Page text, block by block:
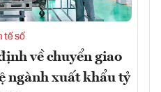
tế số
về chuyển giao
ngành xuất khẩu tỷ